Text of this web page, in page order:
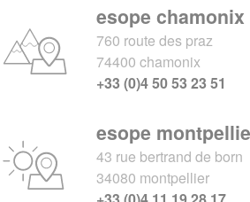
esope chamonix
760 route des praz
74400 chamonix
+33 (0)4 50 53 23 51
esope
43 rue bertrand de born
34080 montpellier